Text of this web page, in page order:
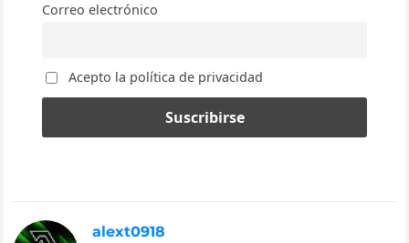
Correo electrónico
Acepto la política de privacidad
alext0918